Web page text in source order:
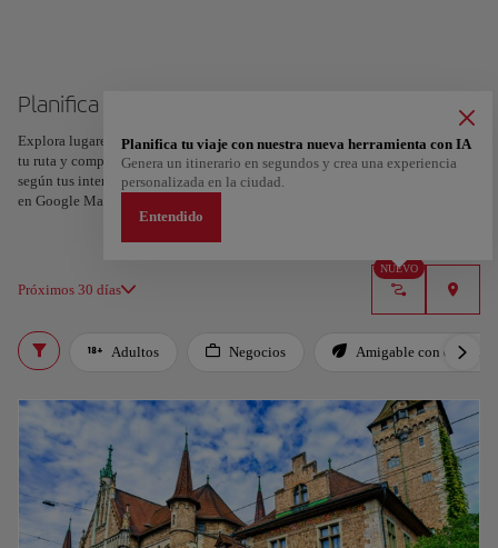
Planifica tu viaje a Zúrich
Explora lugares, experiencias y marca con el corazón tus favoritos para crear
tu ruta y compartirla. ¿Quieres más ideas? Obtén un itinerario personalizado
según tus intereses y la duración de tu viaje: en sólo dos pasos y descargable
en Google Maps.
Próximos 30 días
NUEVO
Planifica tu viaje con nuestra nueva herramienta con IA
Genera un itinerario en segundos y crea una experiencia
personalizada en la ciudad.
Entendido
Adultos Negocios Amigable con el